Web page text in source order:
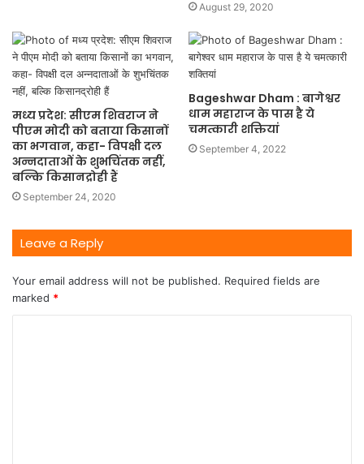
August 29, 2020
मध्य प्रदेश: सीएम शिवराज ने
पीएम मोदी को बताया किसानों
का भगवान, कहा- विपक्षी दल
अन्नदाताओं के शुभचिंतक नहीं,
बल्कि किसानद्रोही हैं
September 24, 2020
Bageshwar Dham : बागेश्वर
धाम महाराज के पास है ये
चमत्कारी शक्तियां
September 4, 2022
Leave a Reply
Your email address will not be published. Required fields are
marked *